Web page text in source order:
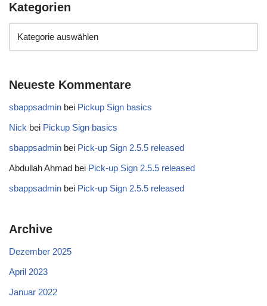
Kategorien
Neueste Kommentare
sbappsadmin bei Pickup Sign basics
Nick bei Pickup Sign basics
sbappsadmin bei Pick-up Sign 2.5.5 released
Abdullah Ahmad bei Pick-up Sign 2.5.5 released
sbappsadmin bei Pick-up Sign 2.5.5 released
Archive
Dezember 2025
April 2023
Januar 2022